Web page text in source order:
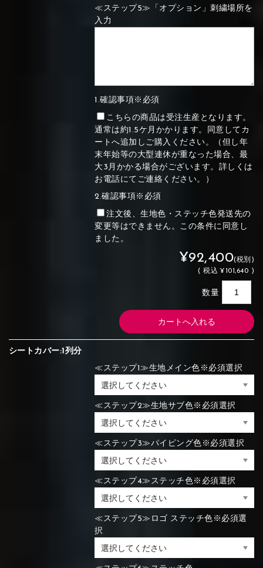
≪ステップ5≫「オプション」刺繍場所を
入力
1.確認事項※必須
こちらの商品は受注生産となります。
通常は約1.5ケ月かかります。同意してカ
ートへ追加しご購入ください。（但し年
末年始等の大型連休が重なった場合、最
大3月かかる場合がございます。詳しくは
お電話にてご連絡ください。）
2.確認事項※必須
注文後、生地色・ステッチ色発送先の
変更等はできません。この条件に同意し
ました。
¥92,400(税別)
(税込 ¥101,640 )
数量
シートカバー:1列分
≪ステップ1≫生地メイン色※必須選択
≪ステップ2≫生地サブ色※必須選択
≪ステップ3≫パイピング色※必須選択
≪ステップ4≫ステッチ色※必須選択
≪ステップ5≫ロゴ ステッチ色※必須選
択